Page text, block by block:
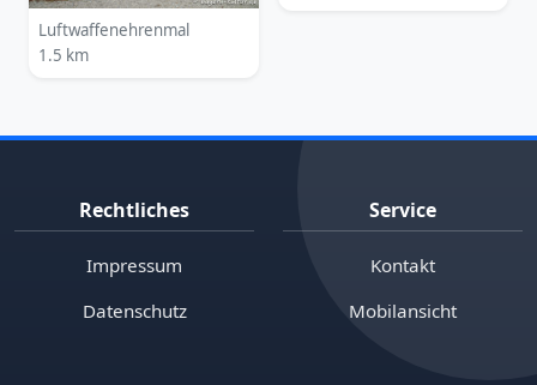
Luftwaffenehrenmal
1.5 km
Rechtliches
Impressum
Datenschutz
Service
Kontakt
Mobilansicht